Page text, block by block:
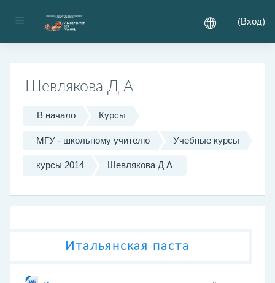
Боковая панель (Вход)
Шевлякова Д А
В начало Курсы
МГУ - школьному учителю Учебные курсы
курсы 2014 Шевлякова Д А
Итальянская паста